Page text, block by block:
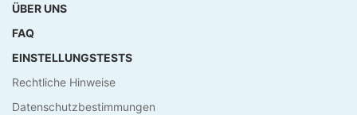
ÜBER UNS
FAQ
EINSTELLUNGSTESTS
Rechtliche Hinweise
Datenschutzbestimmungen